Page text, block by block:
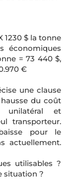
1230 $ la tonne
économiques
= 73 440 $,
€
une clause
du coût
unilatéral et
transporteur.
pour le
actuellement.
utilisables ?
situation ?